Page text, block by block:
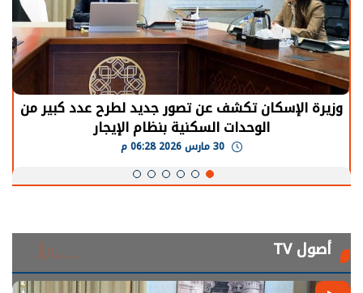
الرئيس السيسي: توقف الأنشطة في قطاع الطاقة
يحتاج إلى سنوات لعودة معدلات الإنتاج الطبيعية
أصول TV